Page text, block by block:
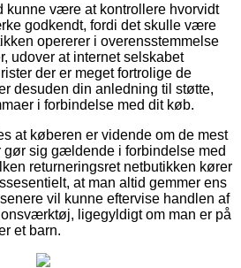
kunne være at kontrollere hvorvidt
godkendt, fordi det skulle være
opererer i overensstemmelse
udover at internet selskabet
der er meget fortrolige de
desuden din anledning til støtte,
i forbindelse med dit køb.
at køberen er vidende om de mest
gør sig gældende i forbindelse med
returneringsret netbutikken kører
at man altid gemmer ens
vil kunne eftervise handlen af
ligegyldigt om man er på
et barn.